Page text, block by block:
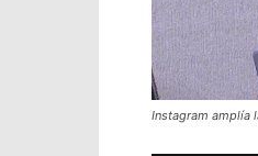
Instagram amplía